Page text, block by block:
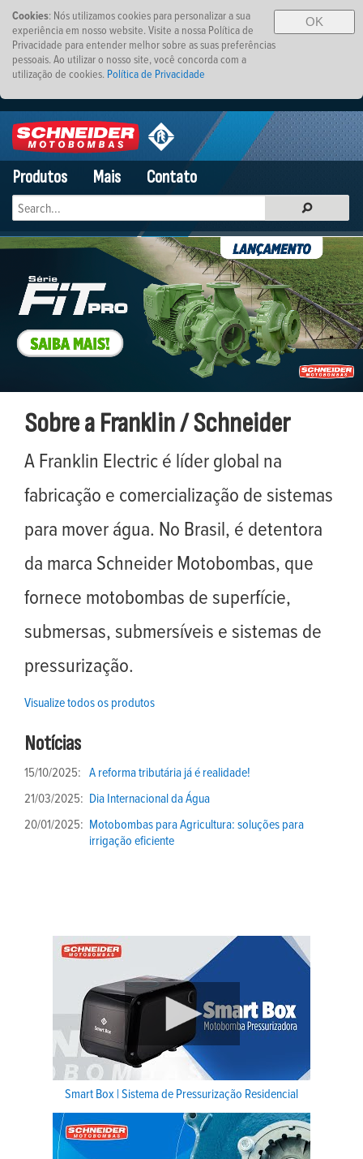
OK
Cookies: Nós utilizamos cookies para personalizar a sua
experiência em nosso website. Visite a nossa Política de
Privacidade para entender melhor sobre as suas preferências
pessoais. Ao utilizar o nosso site, você concorda com a
utilização de cookies. Política de Privacidade
Produtos Mais Contato
Sobre a Franklin / Schneider
A Franklin Electric é líder global na
fabricação e comercialização de sistemas
para mover água. No Brasil, é detentora
da marca Schneider Motobombas, que
fornece motobombas de superfície,
submersas, submersíveis e sistemas de
pressurização.
Visualize todos os produtos
Notícias
15/10/2025: A reforma tributária já é realidade!
21/03/2025: Dia Internacional da Água
20/01/2025: Motobombas para Agricultura: soluções para
irrigação eficiente
Smart Box | Sistema de Pressurização Residencial